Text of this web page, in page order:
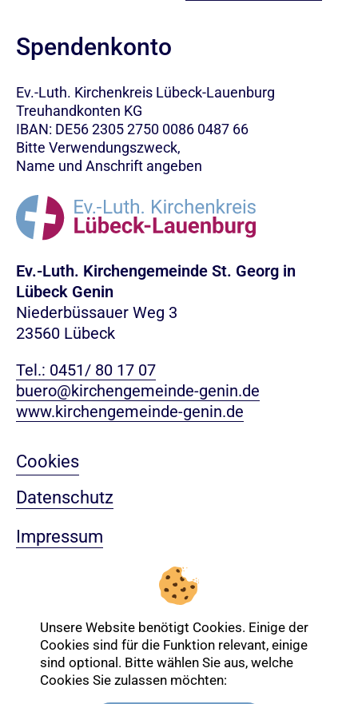
Spendenkonto
Ev.-Luth. Kirchenkreis Lübeck-Lauenburg
Treuhandkonten KG
IBAN: DE56 2305 2750 0086 0487 66
Bitte Verwendungszweck,
Name und Anschrift angeben
Ev.-Luth. Kirchengemeinde St. Georg in
Lübeck Genin
Niederbüssauer Weg 3
23560 Lübeck
Tel.: 0451/ 80 17 07
buero@kirchengemeinde-genin.de
www.kirchengemeinde-genin.de
Cookies
Datenschutz
Impressum
Nach oben
Login-Bereich
Unsere Website benötigt Cookies. Einige der
Cookies sind für die Funktion relevant, einige
sind optional. Bitte wählen Sie aus, welche
Cookies Sie zulassen möchten: